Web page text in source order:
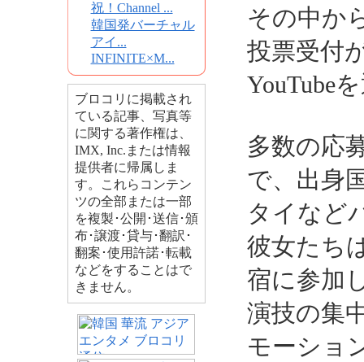
祝！Channel ...
韓国発バーチャル
アイ...
INFINITE×M...
ブロコリに掲載され
ている記事、写真等
に関する著作権は、
IMX, Inc.または情報
提供者に帰属しま
す。これらコンテン
ツの全部または一部
を複製･公開･送信･頒
布･譲渡･貸与･翻訳･
翻案･使用許諾･転載
などをすることはで
きません。
その中か
投票受付
YouTube
多数の応
で、出身
タイなど
彼女たち
宿に参加
演技の集
モーショ